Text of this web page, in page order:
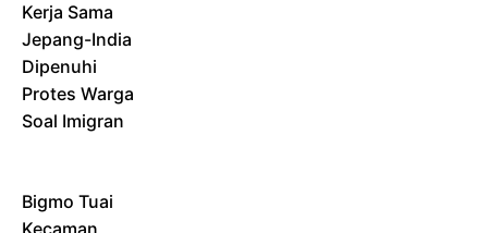
Kerja Sama
Jepang-India
Dipenuhi
Protes Warga
Soal Imigran
Bigmo Tuai
Kecaman